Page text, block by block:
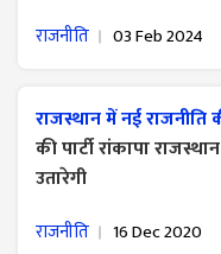
राजनीति 03 Feb 2024
राजस्थान में नई
की पार्टी रांकापा
उतारेगी
राजनीति 16 Dec 2020